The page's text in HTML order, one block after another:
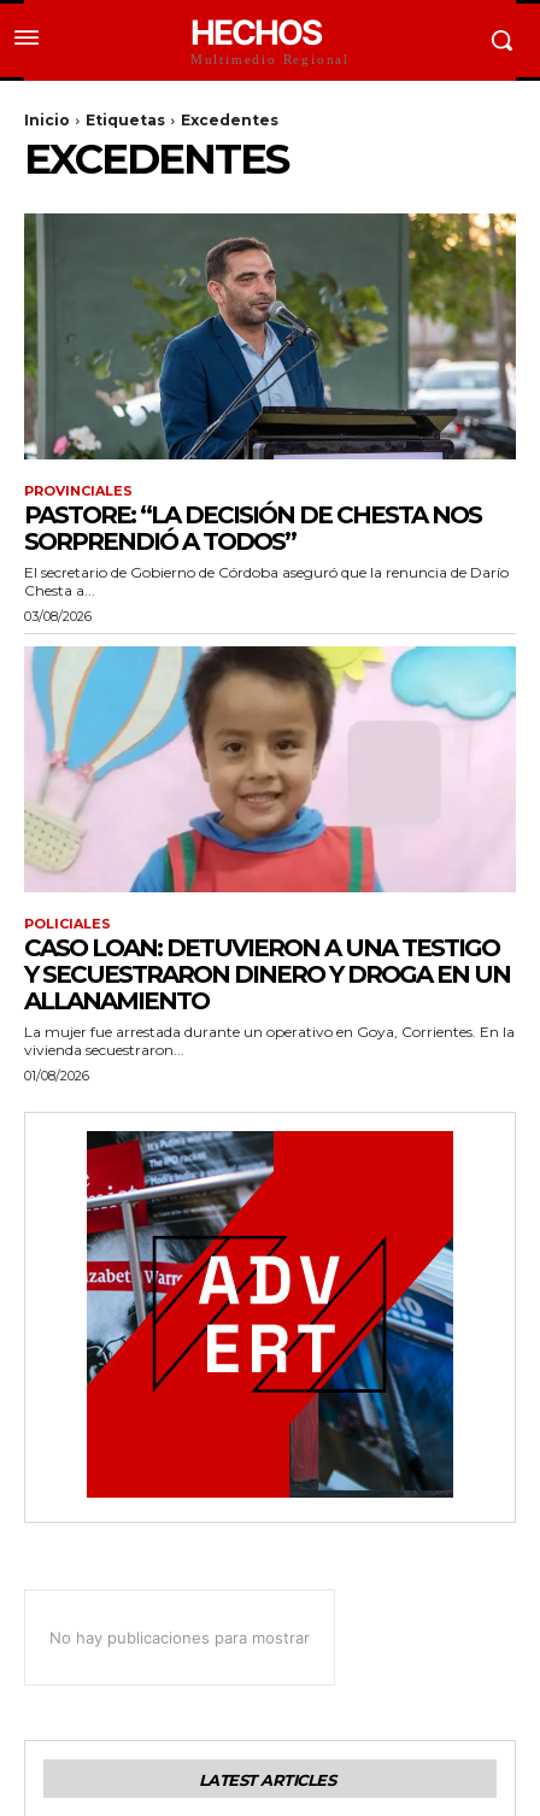
HECHOS
Multimedio Regional
Inicio Etiquetas Excedentes
EXCEDENTES
PROVINCIALES
PASTORE: “LA DECISIÓN DE CHESTA NOS
SORPRENDIÓ A TODOS”
El secretario de Gobierno de Córdoba aseguró que la renuncia de Darío
Chesta a...
03/08/2026
POLICIALES
CASO LOAN: DETUVIERON A UNA TESTIGO
Y SECUESTRARON DINERO Y DROGA EN UN
ALLANAMIENTO
La mujer fue arrestada durante un operativo en Goya, Corrientes. En la
vivienda secuestraron...
01/08/2026
No hay publicaciones para mostrar
LATEST ARTICLES